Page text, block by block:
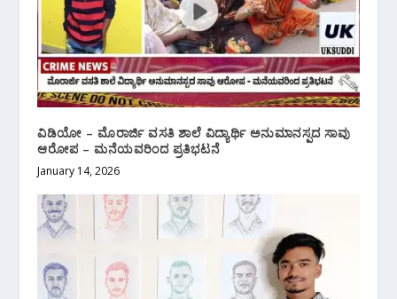
ವಿಡಿಯೋ – ಮೊರಾರ್ಜಿ ವಸತಿ ಶಾಲೆ ವಿದ್ಯಾರ್ಥಿ ಅನುಮಾನಸ್ಪದ ಸಾವು
ಆರೋಪ – ಮನೆಯವರಿಂದ ಪ್ರತಿಭಟನೆ
January 14, 2026